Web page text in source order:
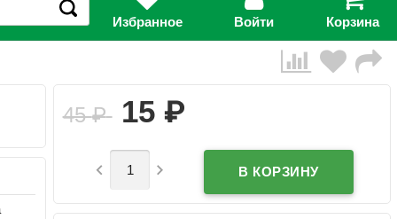
Избранное Войти Корзина
45₽ 15 ₽
 